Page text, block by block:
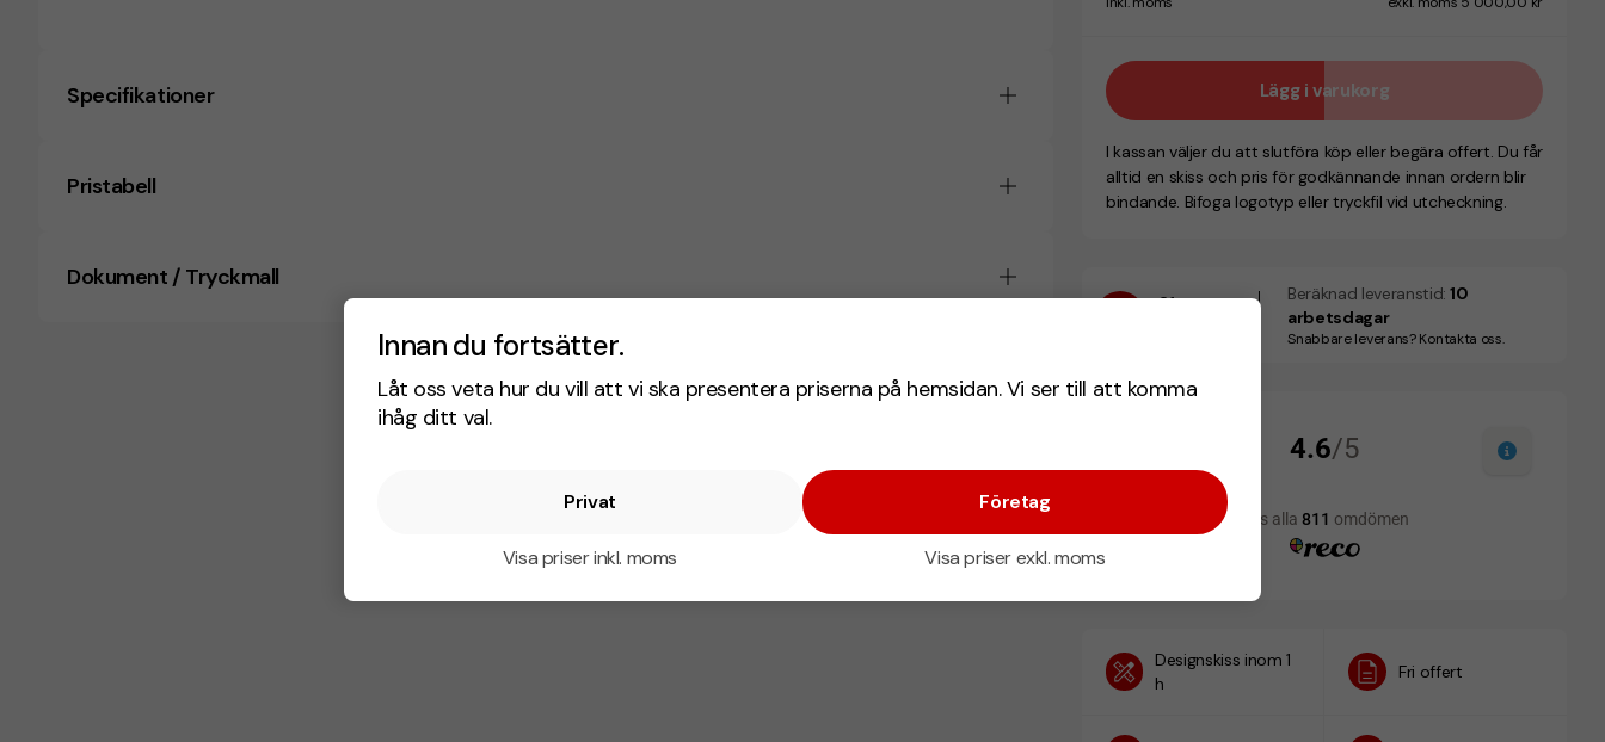
Innan du fortsätter.
Låt oss veta hur du vill att vi ska presentera priserna på hemsidan. Vi ser till att komma
ihåg ditt val.
Privat
Visa priser inkl. moms
Företag
Visa priser exkl. moms
Specifikationer
Pristabell
Dokument / Tryckmall
Lägg i varukorg
I kassan väljer du att slutföra köp eller begära offert. Du får
alltid en skiss och pris för godkännande innan ordern blir
bindande. Bifoga logotyp eller tryckfil vid utcheckning.
21
Beräknad leveranstid: 10
arbetsdagar
Snabbare leverans? Kontakta oss.
Designskiss inom 1
h
Fri offert